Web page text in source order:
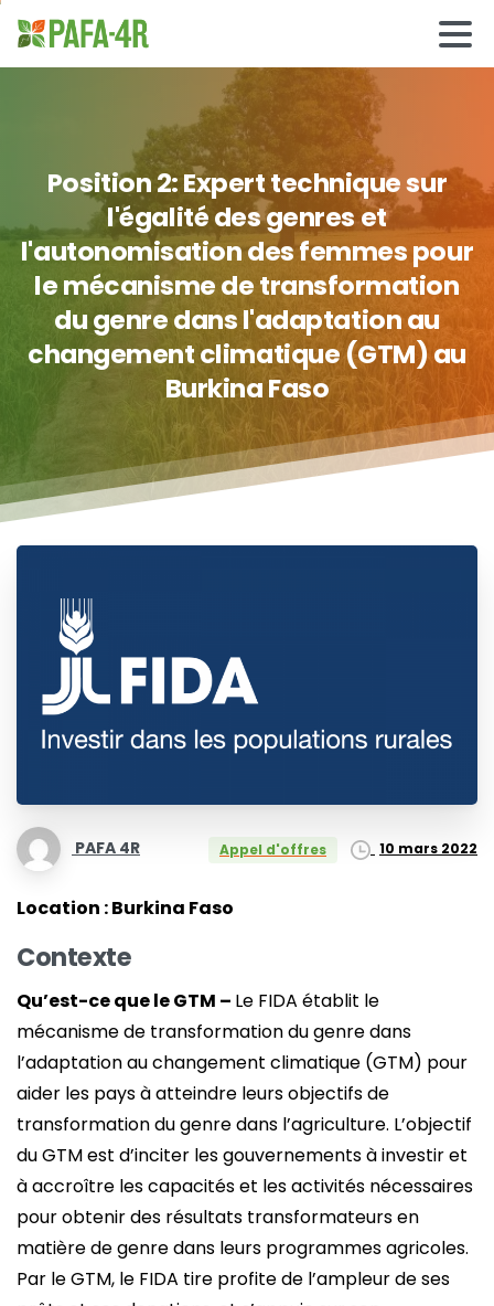
Position2:Experttechniquesur
l'égalitédesgenreset
l'autonomisationdesfemmespour
lemécanismedetransformation
dugenredansl'adaptationau
changementclimatique(GTM)au
BurkinaFaso
PAFA 4R Appel d'offres 10 mars 2022
Location : Burkina Faso
Contexte
Qu’est-ce que le GTM – Le FIDA établit le
mécanisme de transformation du genre dans
l’adaptation au changement climatique (GTM) pour
aider les pays à atteindre leurs objectifs de
transformation du genre dans l’agriculture. L’objectif
du GTM est d’inciter les gouvernements à investir et
à accroître les capacités et les activités nécessaires
pour obtenir des résultats transformateurs en
matière de genre dans leurs programmes agricoles.
Par le GTM, le FIDA tire profite de l’ampleur de ses